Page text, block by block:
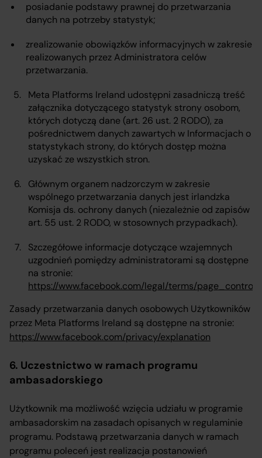
posiadanie podstawy prawnej do przetwarzania
danych na potrzeby statystyk;
zrealizowanie obowiązków informacyjnych w zakresie
realizowanych przez Administratora celów
przetwarzania.
Meta Platforms Ireland udostępni zasadniczą treść
załącznika dotyczącego statystyk strony osobom,
których dotyczą dane (art. 26 ust. 2 RODO), za
pośrednictwem danych zawartych w Informacjach o
statystykach strony, do których dostęp można
uzyskać ze wszystkich stron.
Głównym organem nadzorczym w zakresie
wspólnego przetwarzania danych jest irlandzka
Komisja ds. ochrony danych (niezależnie od zapisów
art. 55 ust. 2 RODO, w stosownych przypadkach).
Szczegółowe informacje dotyczące wzajemnych
uzgodnień pomiędzy administratorami są dostępne
na stronie:
https://www.facebook.com/legal/terms/
Zasady przetwarzania danych osobowych Użytkowników
przez Meta Platforms Ireland są dostępne na stronie:
https://www.facebook.com/privacy/explanation
6. Uczestnictwo w ramach programu
ambasadorskiego
Użytkownik ma możliwość wzięcia udziału w programie
ambasadorskim na zasadach opisanych w regulaminie
programu. Podstawą przetwarzania danych w ramach
programu poleceń jest realizacja postanowień